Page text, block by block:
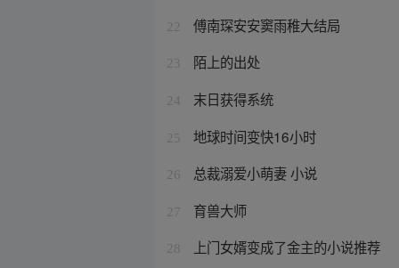
22 傅南琛安安窦雨稚大结局
23 陌上的出处
24 末日获得系统
25 地球时间变快16小时
26 总裁溺爱小萌妻 小说
27 育兽大师
28 上门女婿变成了金主的小说推荐